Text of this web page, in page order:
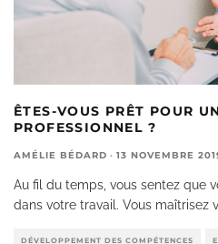
ÊTES-VOUS PRÊT POUR
PROFESSIONNEL ?
AMÉLIE BÉDARD · 13 NOVEMBRE
Au fil du temps, vous sentez que
dans votre travail. Vous maîtrisez
DÉVELOPPEMENT DES COMPÉTENCES